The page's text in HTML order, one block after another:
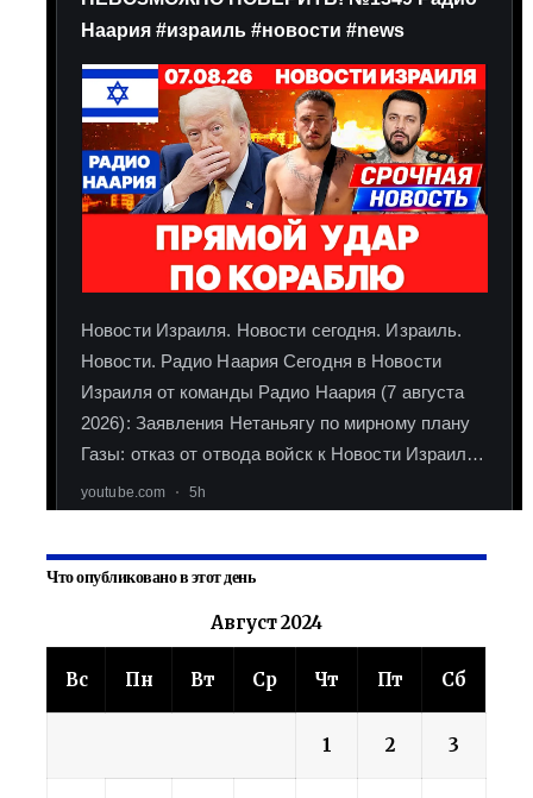
Что опубликовано в этот день
Август 2024
Вс Пн Вт Ср Чт Пт Сб
1 2 3